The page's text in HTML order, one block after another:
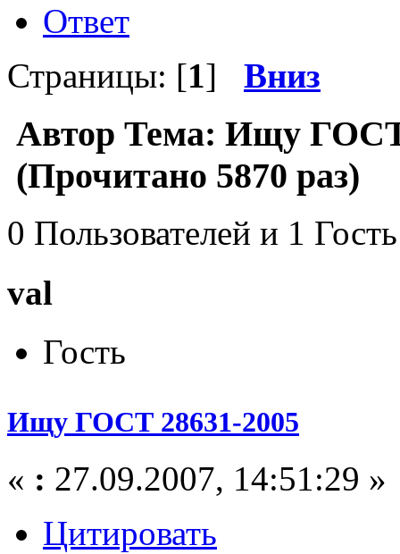
Ответ
Страницы: [1] Вниз
Автор Тема: Ищу ГОСТ
(Прочитано 5870 раз)
0 Пользователей и 1
val
Гость
Ищу ГОСТ 28631-2005
« : 27.09.2007, 14:51:29 »
Цитировать